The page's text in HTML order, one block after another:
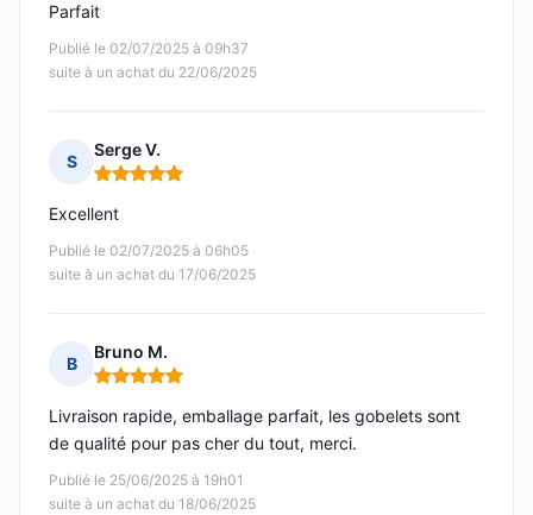
Publié le 02/07/2025 à 09h37
suite à un achat du 22/06/2025
Parfait
S
Serge V.
Note : 5 sur 5
Publié le 02/07/2025 à 06h05
suite à un achat du 17/06/2025
Excellent
B
Bruno M.
Note : 5 sur 5
Publié le 25/06/2025 à 19h01
suite à un achat du 18/06/2025
Livraison rapide, emballage parfait, les gobelets sont
de qualité pour pas cher du tout, merci.